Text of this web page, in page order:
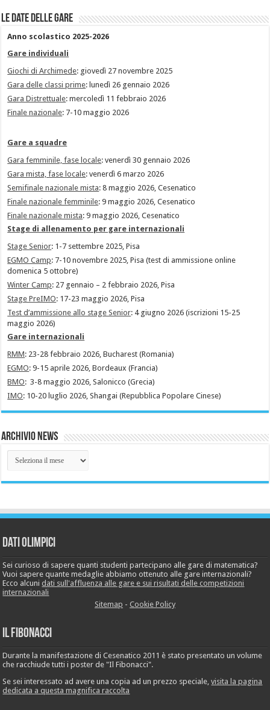
Le date delle gare
Anno scolastico 2025-2026
Gare individuali
Giochi di Archimede: giovedì 27 novembre 2025
Gara delle classi prime: lunedì 26 gennaio 2026
Gara Distrettuale: mercoledì 11 febbraio 2026
Finale nazionale: 7-10 maggio 2026
Gare a squadre
Gara femminile, fase locale: venerdì 30 gennaio 2026
Gara mista, fase locale: venerdì 6 marzo 2026
Semifinale nazionale mista: 8 maggio 2026, Cesenatico
Finale nazionale femminile: 9 maggio 2026, Cesenatico
Finale nazionale mista: 9 maggio 2026, Cesenatico
Stage di allenamento per gare internazionali
Stage Senior: 1-7 settembre 2025, Pisa
EGMO Camp: 7-10 novembre 2025, Pisa (test di ammissione online
domenica 5 ottobre)
Winter Camp: 27 gennaio – 2 febbraio 2026, Pisa
Stage PreIMO: 17-23 maggio 2026, Pisa
Test d’ammissione allo stage Senior: 4 giugno 2026 (iscrizioni 15-25
maggio 2026)
Gare internazionali
RMM: 23-28 febbraio 2026, Bucharest (Romania)
EGMO: 9-15 aprile 2026, Bordeaux (Francia)
BMO: 3-8 maggio 2026, Salonicco (Grecia)
IMO: 10-20 luglio 2026, Shangai (Repubblica Popolare Cinese)
Archivio News
Archivio
News
Dati Olimpici
Sei curioso di sapere quanti studenti partecipano alle gare di matematica?
Vuoi sapere quante medaglie abbiamo ottenuto alle gare internazionali?
Ecco alcuni dati sull'affluenza alle gare e sui risultati delle competizioni
internazionali
Sitemap - Cookie Policy
Il Fibonacci
Durante la manifestazione di Cesenatico 2011 è stato presentato un volume
che racchiude tutti i poster de "Il Fibonacci".
Se sei interessato ad avere una copia ad un prezzo speciale,visita la pagina
dedicata a questa magnifica raccolta